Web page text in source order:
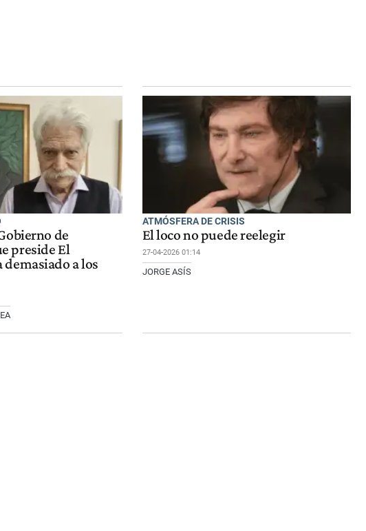
de
preside El
a los
ATMÓSFERA DE CRISIS
El loco no puede reelegir
27-04-2026 01:14
JORGE ASÍS